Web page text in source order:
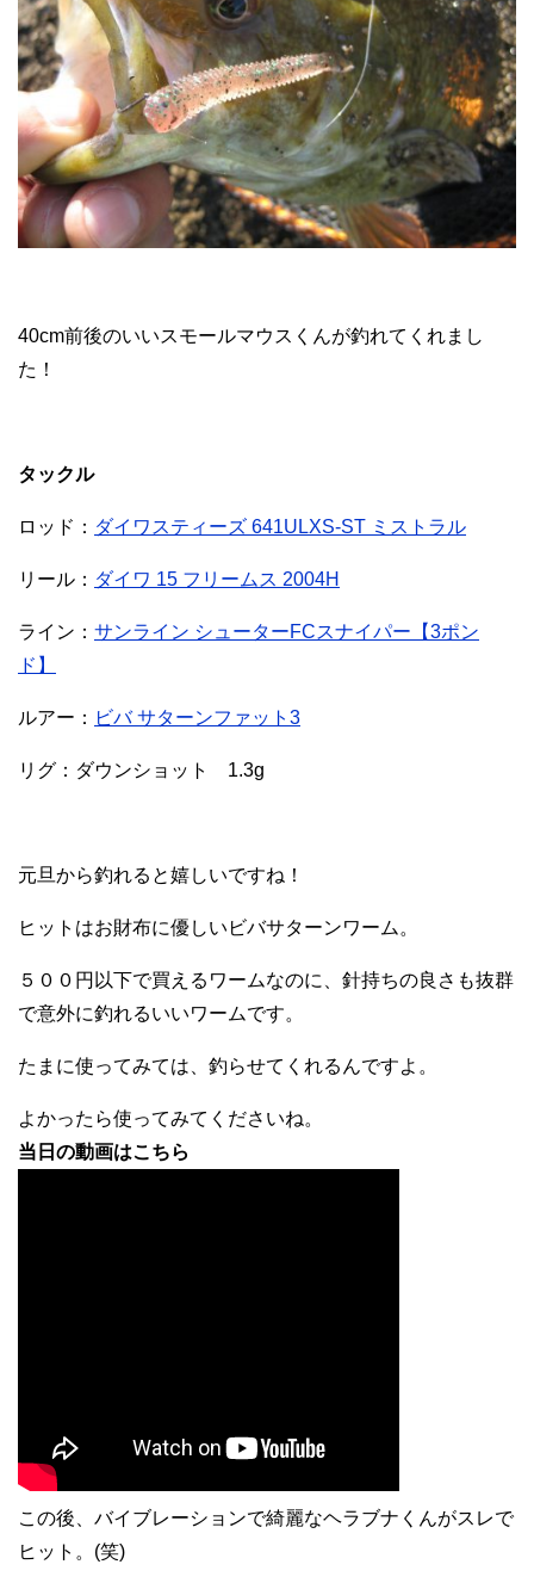
40cm前後のいいスモールマウスくんが釣れてくれまし
た！
タックル
ロッド： ダイワスティーズ 641ULXS-ST ミストラル
リール： ダイワ 15 フリームス 2004H
ライン： サンライン シューターFCスナイパー【3ポン
ド】
ルアー： ビバ サターンファット3
リグ：ダウンショット 1.3g
元旦から釣れると嬉しいですね！
ヒットはお財布に優しいビバサターンワーム。
５００円以下で買えるワームなのに、針持ちの良さも抜群
で意外に釣れるいいワームです。
たまに使ってみては、釣らせてくれるんですよ。
よかったら使ってみてくださいね。
当日の動画はこちら
この後、バイブレーションで綺麗なヘラブナくんがスレで
ヒット。(笑)